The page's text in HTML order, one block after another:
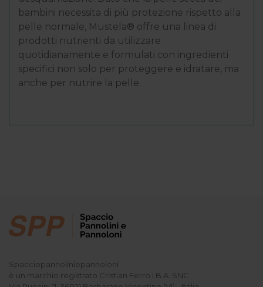
bambini necessita di più protezione rispetto alla
pelle normale, Mustela® offre una linea di
prodotti nutrienti da utilizzare
quotidianamente e formulati con ingredienti
specifici non solo per proteggere e idratare, ma
anche per nutrire la pelle.
Spacciopannoliniepannoloni
è un marchio registrato Cristian Ferro I.B.A. SNC